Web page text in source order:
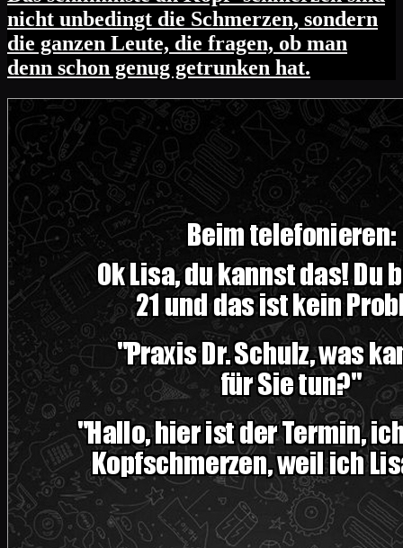
nicht unbedingt die Schmerzen, sondern
die ganzen Leute, die fragen, ob man
denn schon genug getrunken hat.